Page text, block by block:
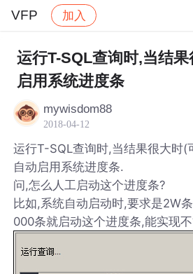
VFP 加入
社区 VFP 帖子详情
运行T-SQL查询时,当结
启用系统进度条
mywisdom88
2018-04-12
运行T-SQL查询时,当结果很大时(
自动启用系统进度条.
问,怎么人工启动这个进度条?
比如,系统自动启动时,要求是2W
000条就启动这个进度条,能实现